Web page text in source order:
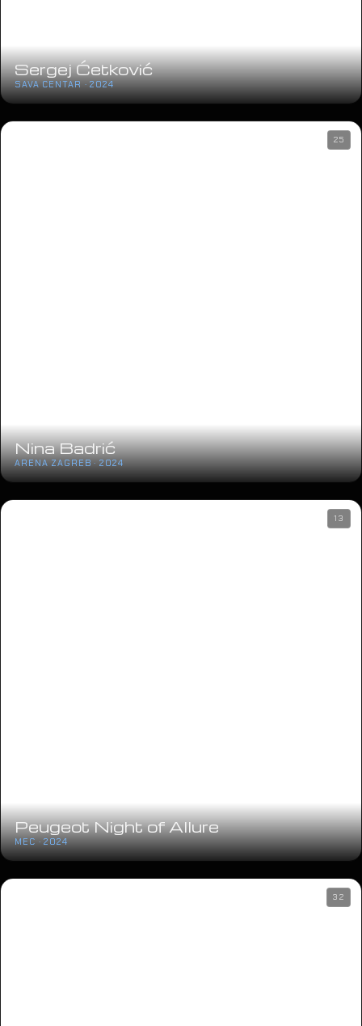
Sergej Ćetković
SAVA CENTAR · 2024
Nina Badrić
ARENA ZAGREB · 2024
25
Peugeot Night of Allure
MEC · 2024
13
32